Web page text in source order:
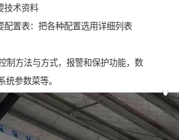
技术资料
配置表：把各种配置选用详细列表
制方法与方式，报警和保护功能，数
统参数菜等。